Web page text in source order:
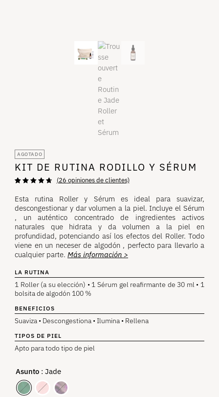
AGOTADO
KIT DE RUTINA RODILLO Y SÉRUM
sobre 5
basada en
opiniones de
clientes.
(26 opiniones de clientes)
Esta rutina Roller y Sérum es ideal para suavizar,
descongestionar y dar volumen a la piel. Incluye el Sérum
, un auténtico concentrado de ingredientes activos
naturales que hidrata y da volumen a la piel en
profundidad, potenciando así los efectos del Roller. Todo
viene en un neceser de algodón , perfecto para llevarlo a
cualquier parte. Más información >
LA RUTINA
1 Roller (a su elección) • 1 Sérum gel reafirmante de 30 ml • 1
bolsita de algodón 100 %
BENEFICIOS
Suaviza • Descongestiona • Ilumina • Rellena
TIPOS DE PIEL
Apto para todo tipo de piel
Asunto : Jade